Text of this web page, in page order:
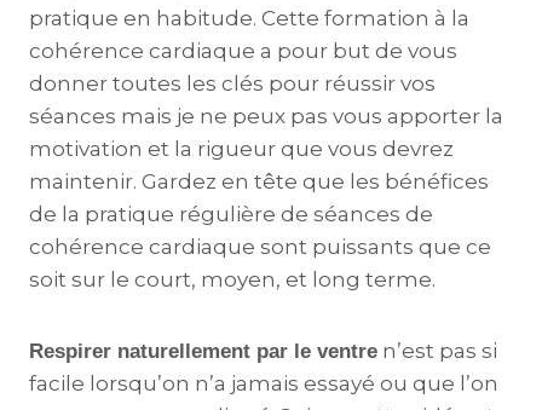
pratique en habitude. Cette formation à la
cohérence cardiaque a pour but de vous
donner toutes les clés pour réussir vos
séances mais je ne peux pas vous apporter la
motivation et la rigueur que vous devrez
maintenir. Gardez en tête que les bénéfices
de la pratique régulière de séances de
cohérence cardiaque sont puissants que ce
soit sur le court, moyen, et long terme.
Respirer naturellement par le ventre n’est pas si
facile lorsqu’on n’a jamais essayé ou que l’on